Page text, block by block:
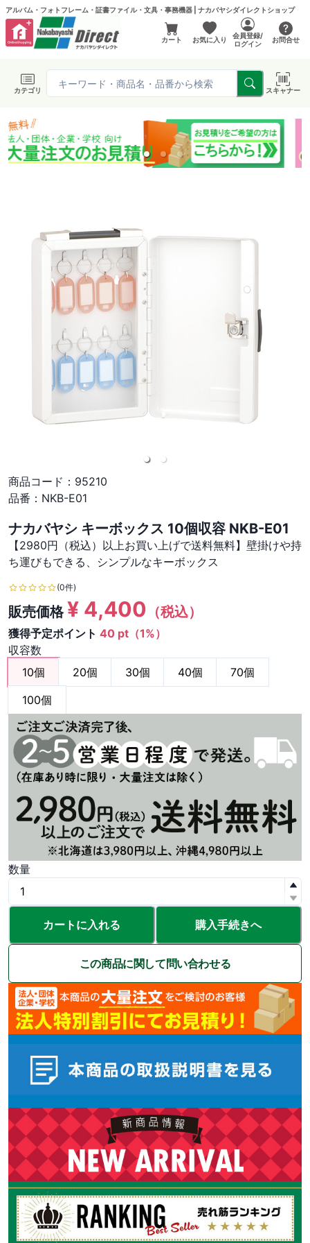
アルバム・フォトフレーム・証書ファイル・文具・事務機器 | ナカバヤシダイレクトショップ
カート お気に入り
会員登録/
ログイン
お問合せ
カテゴリ スキャナー
商品コード： 95210
品番： NKB-E01
ナカバヤシ キーボックス 10個収容 NKB-E01
【2980円（税込）以上お買い上げで送料無料】壁掛けや持
ち運びもできる、シンプルなキーボックス
(0件)
販売価格¥ 4,400 （税込）
獲得予定ポイント 40 pt（1%）
収容数
10個
20個 30個 40個
70個
100個
数量
カートに入れる 購入手続きへ
この商品に関して問い合わせる